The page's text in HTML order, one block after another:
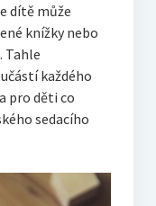
dítě může
knížky nebo
Tahle
každého
pro děti co
sedacího